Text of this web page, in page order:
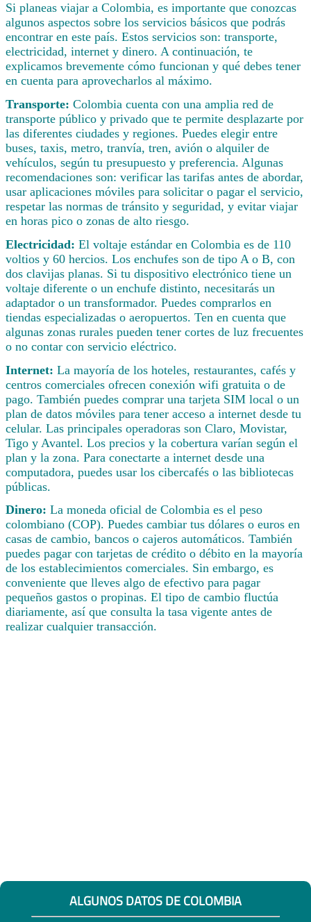
Si planeas viajar a Colombia, es importante que conozcas
algunos aspectos sobre los servicios básicos que podrás
encontrar en este país. Estos servicios son: transporte,
electricidad, internet y dinero. A continuación, te
explicamos brevemente cómo funcionan y qué debes tener
en cuenta para aprovecharlos al máximo.
Transporte: Colombia cuenta con una amplia red de
transporte público y privado que te permite desplazarte por
las diferentes ciudades y regiones. Puedes elegir entre
buses, taxis, metro, tranvía, tren, avión o alquiler de
vehículos, según tu presupuesto y preferencia. Algunas
recomendaciones son: verificar las tarifas antes de abordar,
usar aplicaciones móviles para solicitar o pagar el servicio,
respetar las normas de tránsito y seguridad, y evitar viajar
en horas pico o zonas de alto riesgo.
Electricidad: El voltaje estándar en Colombia es de 110
voltios y 60 hercios. Los enchufes son de tipo A o B, con
dos clavijas planas. Si tu dispositivo electrónico tiene un
voltaje diferente o un enchufe distinto, necesitarás un
adaptador o un transformador. Puedes comprarlos en
tiendas especializadas o aeropuertos. Ten en cuenta que
algunas zonas rurales pueden tener cortes de luz frecuentes
o no contar con servicio eléctrico.
Internet: La mayoría de los hoteles, restaurantes, cafés y
centros comerciales ofrecen conexión wifi gratuita o de
pago. También puedes comprar una tarjeta SIM local o un
plan de datos móviles para tener acceso a internet desde tu
celular. Las principales operadoras son Claro, Movistar,
Tigo y Avantel. Los precios y la cobertura varían según el
plan y la zona. Para conectarte a internet desde una
computadora, puedes usar los cibercafés o las bibliotecas
públicas.
Dinero: La moneda oficial de Colombia es el peso
colombiano (COP). Puedes cambiar tus dólares o euros en
casas de cambio, bancos o cajeros automáticos. También
puedes pagar con tarjetas de crédito o débito en la mayoría
de los establecimientos comerciales. Sin embargo, es
conveniente que lleves algo de efectivo para pagar
pequeños gastos o propinas. El tipo de cambio fluctúa
diariamente, así que consulta la tasa vigente antes de
realizar cualquier transacción.
ALGUNOS DATOS DE COLOMBIA